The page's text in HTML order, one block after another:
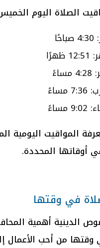
الصلاة اليوم
المواقيت اليومية
أوقاتها المحددة.
في وقتها
الدينية أهمية
من أحب الأعمال